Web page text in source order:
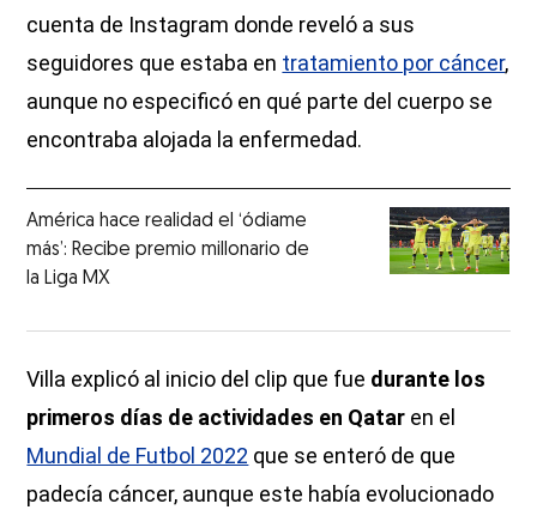
cuenta de Instagram donde reveló a sus
seguidores que estaba en tratamiento por cáncer,
aunque no especificó en qué parte del cuerpo se
encontraba alojada la enfermedad.
América hace realidad el ‘ódiame
más’: Recibe premio millonario de
la Liga MX
Villa explicó al inicio del clip que fue durante los
primeros días de actividades en Qatar en el
Mundial de Futbol 2022 que se enteró de que
padecía cáncer, aunque este había evolucionado